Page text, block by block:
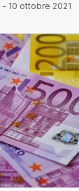
- 10 ottobre 2021